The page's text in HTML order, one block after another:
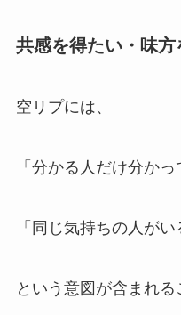
共感を得たい・味方
空リプには、
「分かる人だけ分かっ
「同じ気持ちの人がい
という意図が含まれる